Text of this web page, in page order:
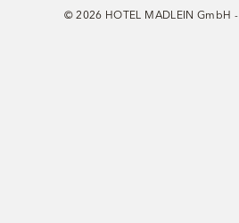
© 2026 HOTEL MADLEIN GmbH